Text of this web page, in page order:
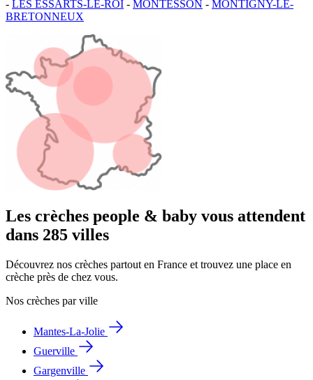
- LES ESSARTS-LE-ROI - MONTESSON - MONTIGNY-LE-
BRETONNEUX
Les crèches people & baby vous attendent
dans 285 villes
Découvrez nos crèches partout en France et trouvez une place en
crèche près de chez vous.
Nos crèches par ville
Mantes-La-Jolie
Guerville
Gargenville